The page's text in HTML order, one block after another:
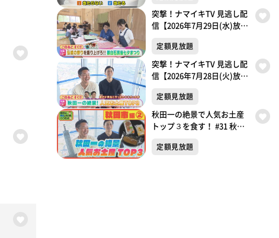
突撃！ナマイキTV 見逃し配
信【2026年7月29日(水)放送
定額見放題
突撃！ナマイキTV 見逃し配
信【2026年7月28日(火)放送
定額見放題
秋田一の絶景で人気お土産
トップ３を食す！ #31 秋田
ら〇〇だった件
定額見放題